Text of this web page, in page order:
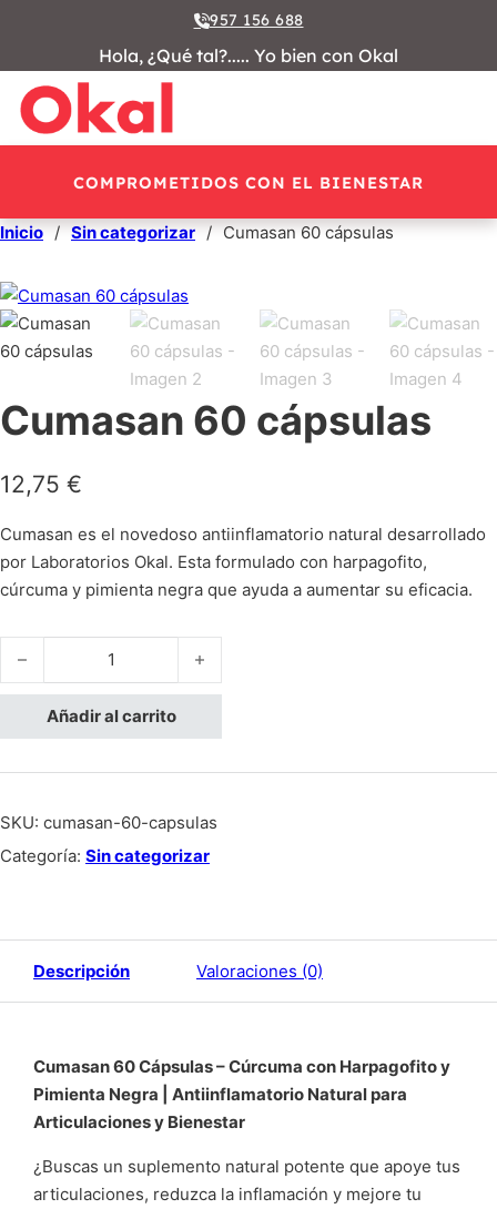
957 156 688
Hola, ¿Qué tal?..... Yo bien con Okal
COMPROMETIDOS CON EL BIENESTAR
Inicio / Sin categorizar / Cumasan 60 cápsulas
Cumasan 60 cápsulas
12,75 €
Cumasan es el novedoso antiinflamatorio natural desarrollado
por Laboratorios Okal. Esta formulado con harpagofito,
cúrcuma y pimienta negra que ayuda a aumentar su eficacia.
Cumasan 60 cápsulas cantidad
Añadir al carrito
SKU: cumasan-60-capsulas
Categoría: Sin categorizar
Descripción Valoraciones (0)
Cumasan 60 Cápsulas – Cúrcuma con Harpagofito y
Pimienta Negra | Antiinflamatorio Natural para
Articulaciones y Bienestar
¿Buscas un suplemento natural potente que apoye tus
articulaciones, reduzca la inflamación y mejore tu